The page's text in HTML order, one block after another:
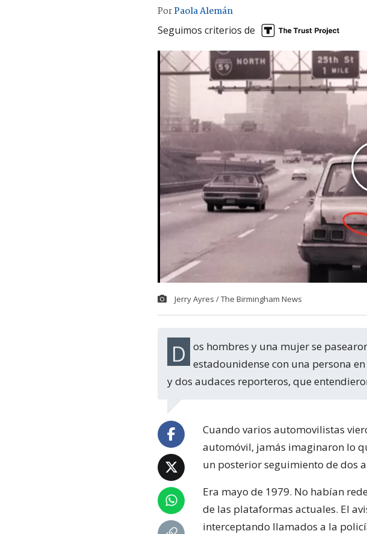
PorPaola Alemán
Seguimos criterios de
Jerry Ayres / The Birmingham News
Dos hombres y una mujer se pasearon por una importante carretera
estadounidense con una persona
y dos audaces reporteros, que
Cuando varios automovilistas
automóvil, jamás imaginaron lo
un posterior seguimiento de dos
Era mayo de 1979. No habían
de las plataformas actuales. El
interceptando llamados a la